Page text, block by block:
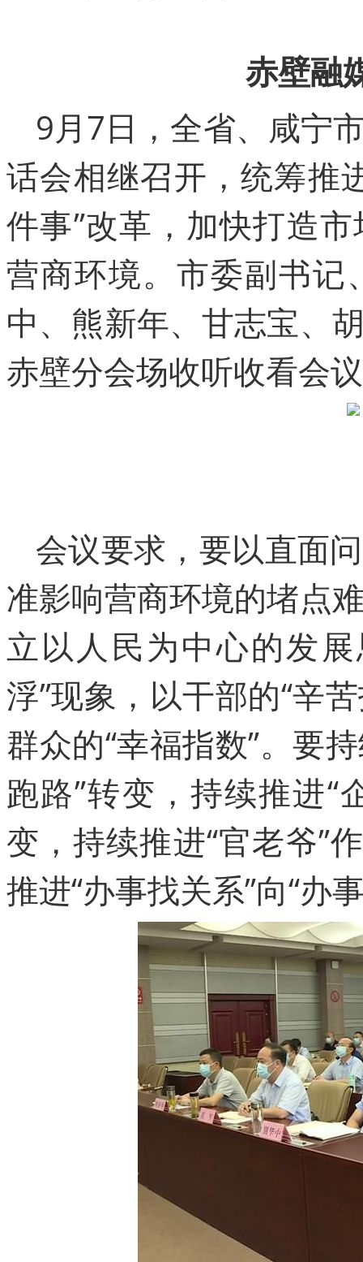
赤壁融
9月7日，全省、咸宁
话会相继召开，统筹推
件事”改革，加快打造
营商环境。市委副书记
中、熊新年、甘志宝、
赤壁分会场收听收看会
会议要求，要以直面
准影响营商环境的堵点
立以人民为中心的发
浮”现象，以干部的“辛
群众的“幸福指数”。要
跑路”转变，持续推进“
变，持续推进“官老爷”
推进“办事找关系”向“办